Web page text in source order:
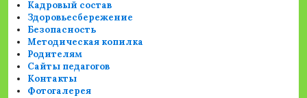
Кадровый состав
Здоровьесбережение
Безопасность
Методическая копилка
Родителям
Сайты педагогов
Контакты
Фотогалерея